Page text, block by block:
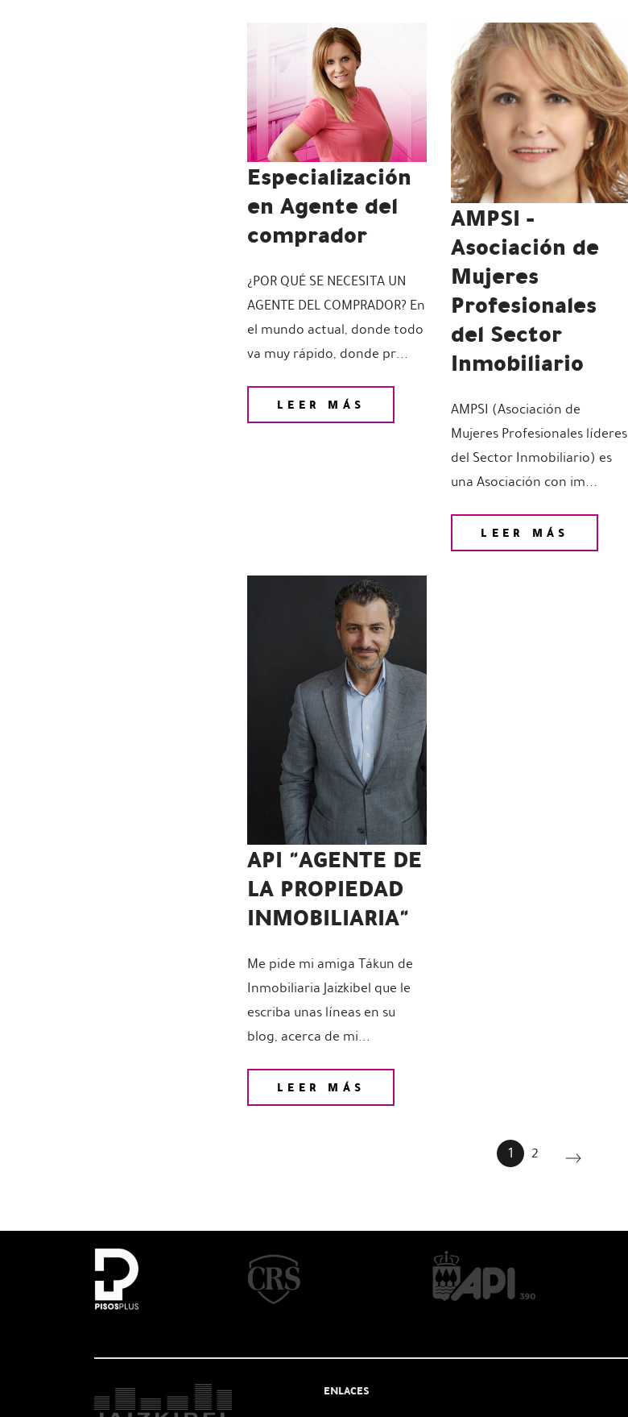
Especialización
en Agente del
comprador
¿POR QUÉ SE NECESITA UN
AGENTE DEL COMPRADOR? En
el mundo actual, donde todo
va muy rápido, donde pr...
LEER MÁS
AMPSI -
Asociación de
Mujeres
Profesionales
del Sector
Inmobiliario
AMPSI (Asociación de
Mujeres Profesionales líderes
del Sector Inmobiliario) es
una Asociación con im...
LEER MÁS
API "AGENTE DE
LA PROPIEDAD
INMOBILIARIA"
Me pide mi amiga Tákun de
Inmobiliaria Jaizkibel que le
escriba unas líneas en su
blog, acerca de mi...
LEER MÁS
1 2
ENLACES